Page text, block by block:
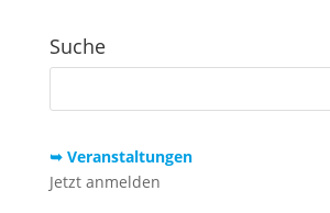
Suche
➥ Veranstaltungen
Jetzt anmelden